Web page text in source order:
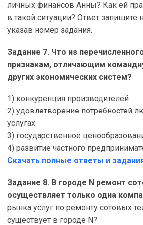
личных финансов Анны? Как ей
в такой ситуации? Ответ запишите
указав номер задания.
Задание 7. Что из
признакам, отличающим
других экономических систем?
1) конкуренция производителей
2) удовлетворение потребностей
услугах
3) государственное
4) развитие частного
Скачать полные ответы и
Задание 8. В городе N ремонт
осуществляет только одна
рынка услуг по ремонту сотовых
существует в городе N?